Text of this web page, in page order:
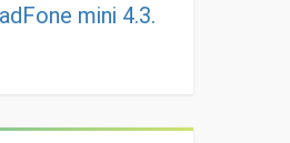
mini 4.3.